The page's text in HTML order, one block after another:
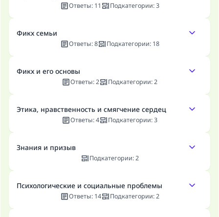
Ответы: 11 Подкатегории: 3
Фикх семьи
Ответы:8 Подкатегории: 18
Фикх и его основы
Ответы:2 Подкатегории:2
Этика, нравственность и смягчение сердец
Ответы:4 Подкатегории:3
Знания и призыв
Подкатегории: 2
Психологические и социальные проблемы
Ответы: 14 Подкатегории: 2
Ответ № 110845 помог сохранить
Помогите нам предоставить ответы Умме
благословение, сказал:
«Указавшему на благое (полагается) такая